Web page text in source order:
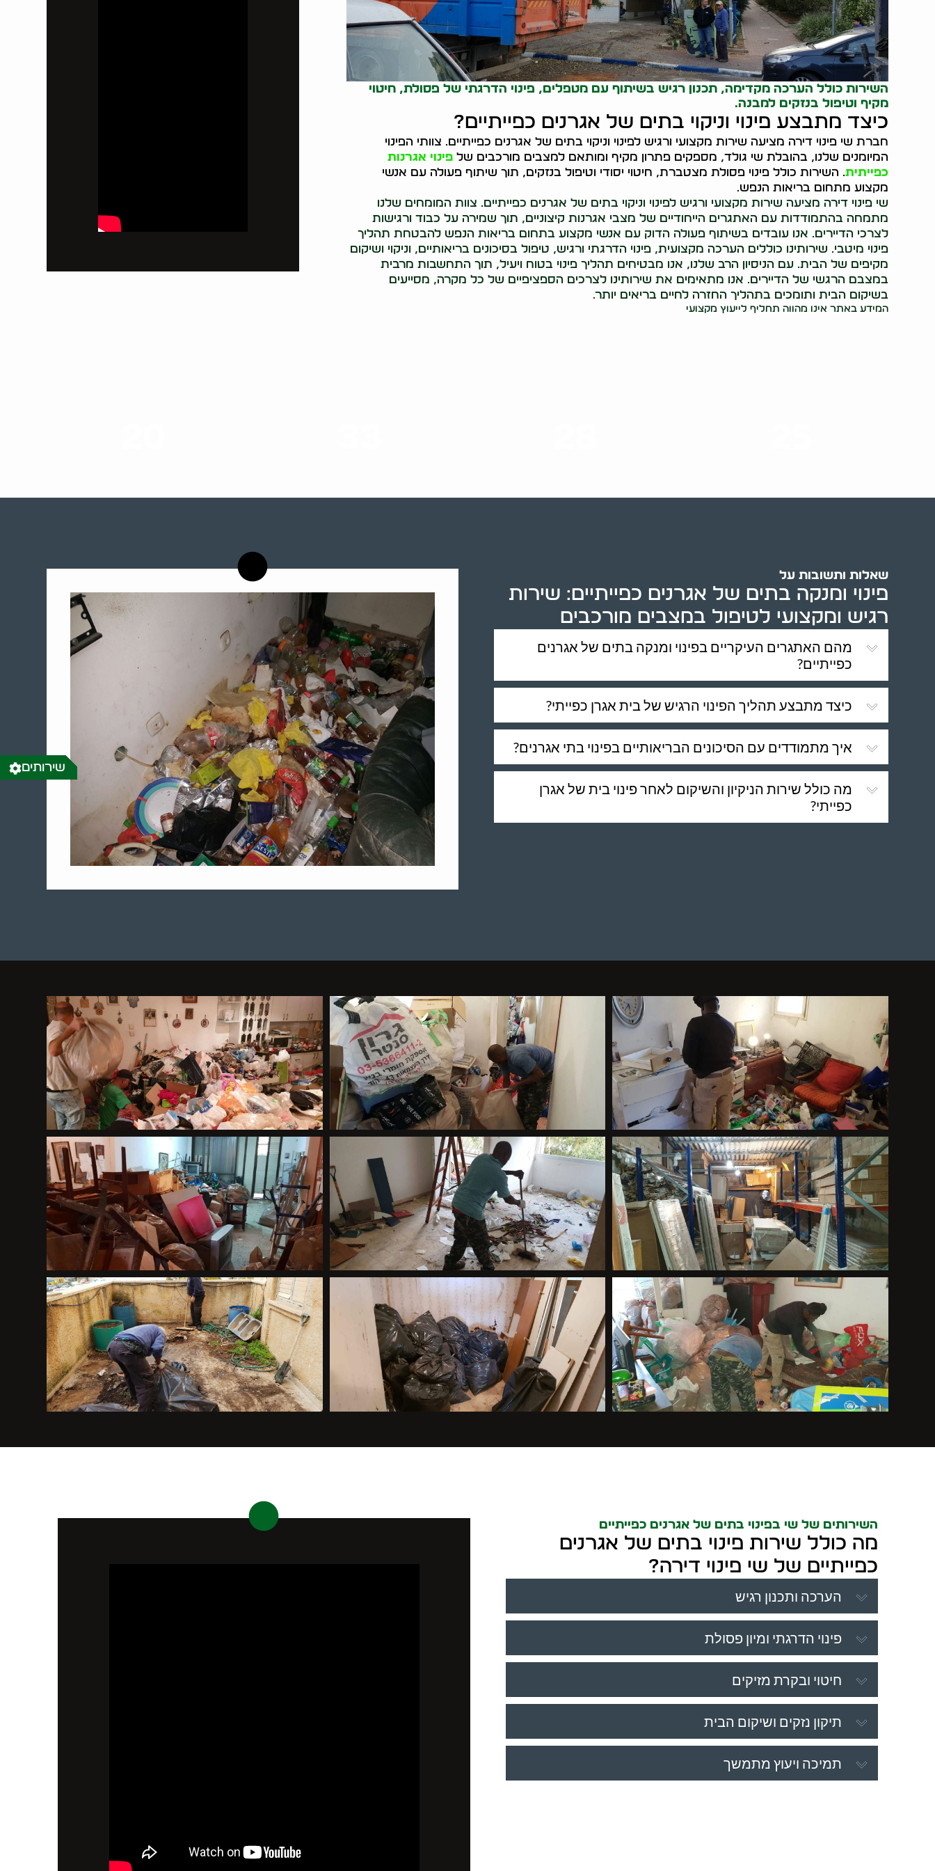
השירות כולל הערכה מקדימה, תכנון רגיש בשיתוף עם מטפלים, פינוי הדרגתי של פסולת, חיטוי
מקיף וטיפול בנזקים למבנה.
כיצד מתבצע פינוי וניקוי בתים של אגרנים כפייתיים?
חברת שי פינוי דירה מציעה שירות מקצועי ורגיש לפינוי וניקוי בתים של אגרנים כפייתיים. צוותי הפינוי
המיומנים שלנו, בהובלת שי גולד, מספקים פתרון מקיף ומותאם למצבים מורכבים שלפינוי אגרנות
כפייתית. השירות כולל פינוי פסולת מצטברת, חיטוי יסודי וטיפול בנזקים, תוך שיתוף פעולה עם אנשי
מקצוע מתחום בריאות הנפש.
שי פינוי דירה מציעה שירות מקצועי ורגיש לפינוי וניקוי בתים של אגרנים כפייתיים. צוות המומחים שלנו
מתמחה בהתמודדות עם האתגרים הייחודיים של מצבי אגרנות קיצוניים, תוך שמירה על כבוד ורגישות
לצרכי הדיירים. אנו עובדים בשיתוף פעולה הדוק עם אנשי מקצוע בתחום בריאות הנפש להבטחת תהליך
פינוי מיטבי. שירותינו כוללים הערכה מקצועית, פינוי הדרגתי ורגיש, טיפול בסיכונים בריאותיים, וניקוי ושיקום
מקיפים של הבית. עם הניסיון הרב שלנו, אנו מבטיחים תהליך פינוי בטוח ויעיל, תוך התחשבות מרבית
במצבם הרגשי של הדיירים. אנו מתאימים את שירותינו לצרכים הספציפיים של כל מקרה, מסייעים
בשיקום הבית ותומכים בתהליך החזרה לחיים בריאים יותר.
המידע באתר אינו מהווה תחליף לייעוץ מקצועי
שאלות ותשובות על
פינוי ומנקה בתים של אגרנים כפייתיים: שירות
רגיש ומקצועי לטיפול במצבים מורכבים
מהם האתגרים העיקריים בפינוי ומנקה בתים של אגרנים
כפייתיים?
כיצד מתבצע תהליך הפינוי הרגיש של בית אגרן כפייתי?
איך מתמודדים עם הסיכונים הבריאותיים בפינוי בתי אגרנים?
מה כולל שירות הניקיון והשיקום לאחר פינוי בית של אגרן
כפייתי?
השירותים של שי בפינוי בתים של אגרנים כפייתיים
מה כולל שירות פינוי בתים של אגרנים
כפייתיים של שי פינוי דירה?
הערכה ותכנון רגיש
פינוי הדרגתי ומיון פסולת
חיטוי ובקרת מזיקים
תיקון נזקים ושיקום הבית
תמיכה ויעוץ מתמשך
שירותים